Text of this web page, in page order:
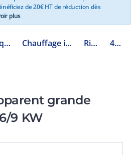
de 20€ HT de réduction dès
plus
Chauffage électrique climatisation ventilation Chauffage industriel et tertiaire Rideau d'air 486104
grande
9 KW